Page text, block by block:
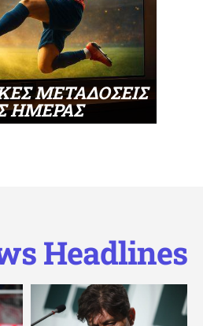
ΜΕΤΑΔΟΣΕΙΣ
ΗΜΕΡΑΣ
Headlines